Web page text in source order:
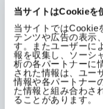
当サイトはCookieを
当サイトではCookie
テンツや広告の表示
す。またユーザーに
報を収集し、ソーシ
析の各パートナーに
された情報は、ユー
情報や各パートナー
た情報と組み合わさ
ることがあります。
劣った事例がある
性の異なる薬剤と
ぶどうに使用す
生じるおそれがあ
多発時のレタス菌
で、本病に効果の